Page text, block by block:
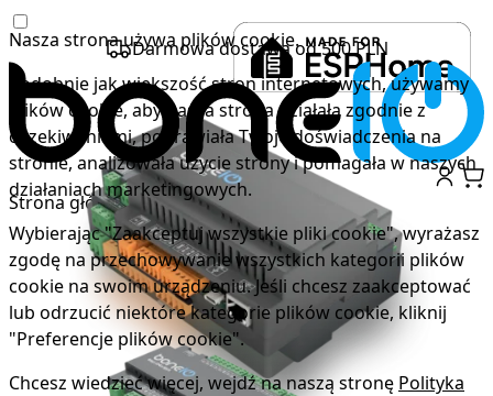
Skocz do treści
Darmowa dostawa od500 PLN
Strona główna/ESP/boneIO ESP 24x16A
Nasza strona używa plików cookie.
Podobnie jak większość stron internetowych, używamy
plików cookie, aby nasza strona działała zgodnie z
oczekiwaniami, poprawiała Twoje doświadczenia na
stronie, analizowała użycie strony i pomagała w naszych
działaniach marketingowych.
Wybierając "Zaakceptuj wszystkie pliki cookie", wyrażasz
zgodę na przechowywanie wszystkich kategorii plików
cookie na swoim urządzeniu. Jeśli chcesz zaakceptować
lub odrzucić niektóre kategorie plików cookie, kliknij
"Preferencje plików cookie".
Chcesz wiedzieć więcej, wejdź na naszą stronę Polityka